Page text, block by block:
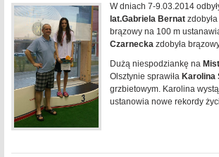
W dniach 7-9.03.2014
lat.Gabriela Bernat
brązowy na 100 m
Czarnecka zdobyła
Dużą niespodziankę na
Olsztynie sprawiła Karolina
grzbietowym. Karolina
ustanowia nowe rekordy